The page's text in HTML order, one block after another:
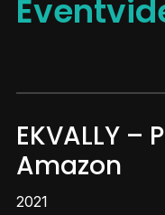
EKVALLY
Amazon
2021